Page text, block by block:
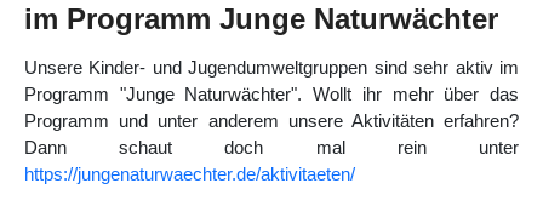
im Programm Junge Naturwächter
Unsere Kinder- und Jugendumweltgruppen sind sehr aktiv im
Programm "Junge Naturwächter". Wollt ihr mehr über das
Programm und unter anderem unsere Aktivitäten erfahren?
Dann schaut doch mal rein unter
https://jungenaturwaechter.de/aktivitaeten/